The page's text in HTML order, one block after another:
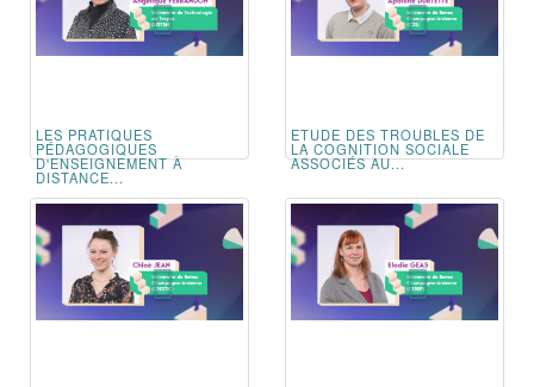
LES PRATIQUES
PÉDAGOGIQUES
D'ENSEIGNEMENT À
DISTANCE...
ETUDE DES TROUBLES DE
LA COGNITION SOCIALE
ASSOCIÉS AU...